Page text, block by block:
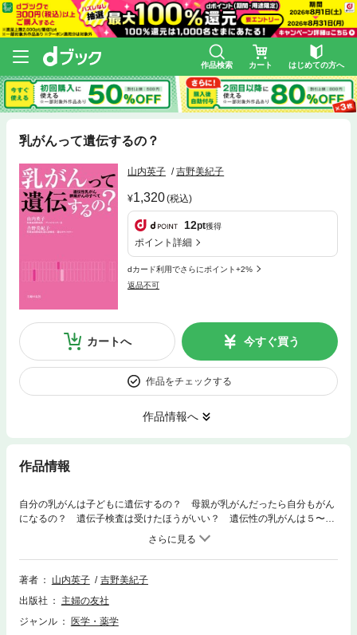
作品検索 カート はじめての方へ
乳がんって遺伝するの？
山内英子 吉野美紀子
1,320(税込)
12pt獲得
ポイント詳細
dカード利用でさらにポイント+2%
返品不可
カートへ 今すぐ買う
作品をチェックする
作品情報へ
作品情報
自分の乳がんは子どもに遺伝するの？ 母親が乳がんだったら自分もがん
になるの？ 遺伝子検査は受けたほうがいい？ 遺伝性の乳がんは５〜１
０パーセントとされています。遺伝性のがんかどうかを知るための遺伝子
検査を受けるための基礎知識としても、本書が役に立ちます。遺伝カウン
セリング、リスクを軽減する手術、薬物療法について、乳房再建、妊娠や
出産のこと、卵巣摘出からその後の生活まで。選ぶために必要なのは正し
刊行される患者さん向けの、遺伝性乳がん・卵巣がんについての書籍で
す。
著者 山内英子
吉野美紀子
出版社
主婦の友社
ジャンル
医学・薬学